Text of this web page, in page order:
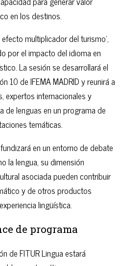
en los destinos.
multiplicador del turismo’,
por el impacto del idioma en
La sesión se desarrollará el
10 de IFEMA MADRID y reunirá a
expertos internacionales y
de lenguas en un programa de
temáticas.
en un entorno de debate
la lengua, su dimensión
asociada pueden contribuir
y de otros productos
lingüística.
de programa
de FITUR Lingua estará